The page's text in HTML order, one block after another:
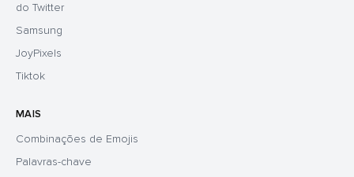
do Twitter
Samsung
JoyPixels
Tiktok
MAIS
Combinações de Emojis
Palavras-chave